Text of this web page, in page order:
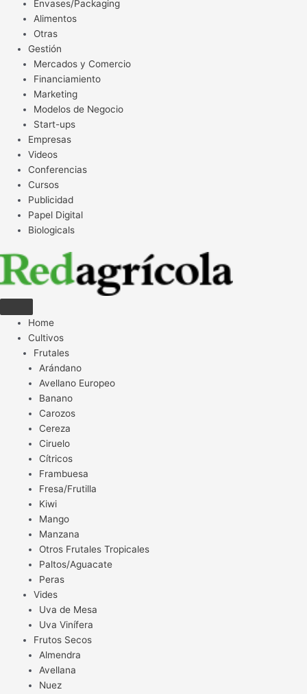
Envases/Packaging
Alimentos
Otras
Gestión
Mercados y Comercio
Financiamiento
Marketing
Modelos de Negocio
Start-ups
Empresas
Videos
Conferencias
Cursos
Publicidad
Papel Digital
Biologicals
Home
Cultivos
Frutales
Arándano
Avellano Europeo
Banano
Carozos
Cereza
Ciruelo
Cítricos
Frambuesa
Fresa/Frutilla
Kiwi
Mango
Manzana
Otros Frutales Tropicales
Paltos/Aguacate
Peras
Vides
Uva de Mesa
Uva Vinífera
Frutos Secos
Almendra
Avellana
Nuez